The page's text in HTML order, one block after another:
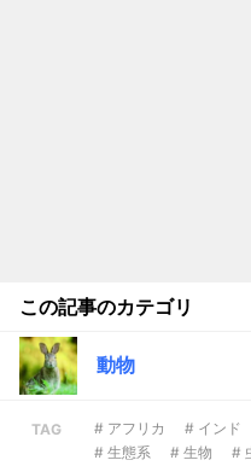
この記事のカテゴリ
動物
TAG # アフリカ # インド
# 生態系
# 生物 #